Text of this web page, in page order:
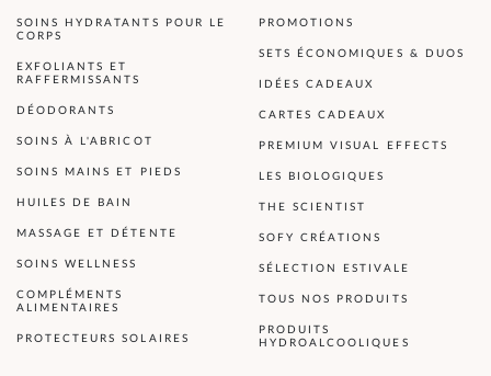
SOINS HYDRATANTS POUR LE
CORPS
EXFOLIANTS ET
RAFFERMISSANTS
DÉODORANTS
SOINS À L'ABRICOT
SOINS MAINS ET PIEDS
HUILES DE BAIN
MASSAGE ET DÉTENTE
SOINS WELLNESS
COMPLÉMENTS
ALIMENTAIRES
PROTECTEURS SOLAIRES
PROMOTIONS
SETS ÉCONOMIQUES & DUOS
IDÉES CADEAUX
CARTES CADEAUX
PREMIUM VISUAL EFFECTS
LES BIOLOGIQUES
THE SCIENTIST
SOFY CRÉATIONS
SÉLECTION ESTIVALE
TOUS NOS PRODUITS
PRODUITS
HYDROALCOOLIQUES